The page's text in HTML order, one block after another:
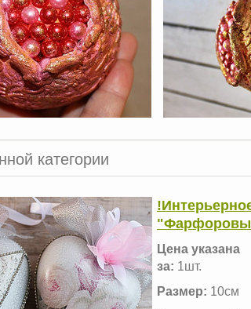
категории
Цена указана
за: 1шт.
Размер: 10см